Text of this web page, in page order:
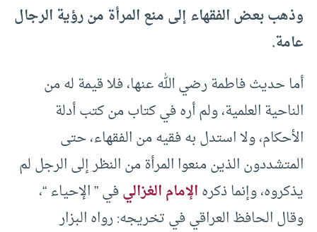
وذهب بعض الفقهاء إلى منع المرأة من رؤية الرجال
عامة.
أما حديث فاطمة رضي الله عنها، فلا قيمة له من
الناحية العلمية، ولم أره في كتاب من كتب أدلة
الأحكام، ولا استدل به فقيه من الفقهاء، حتى
المتشددون الذين منعوا المرأة من النظر إلى الرجل لم
يذكروه، وإنما ذكرهالإمام الغزاليفي ” الإحياء “،
وقال الحافظ العراقي في تخريجه: رواه البزار